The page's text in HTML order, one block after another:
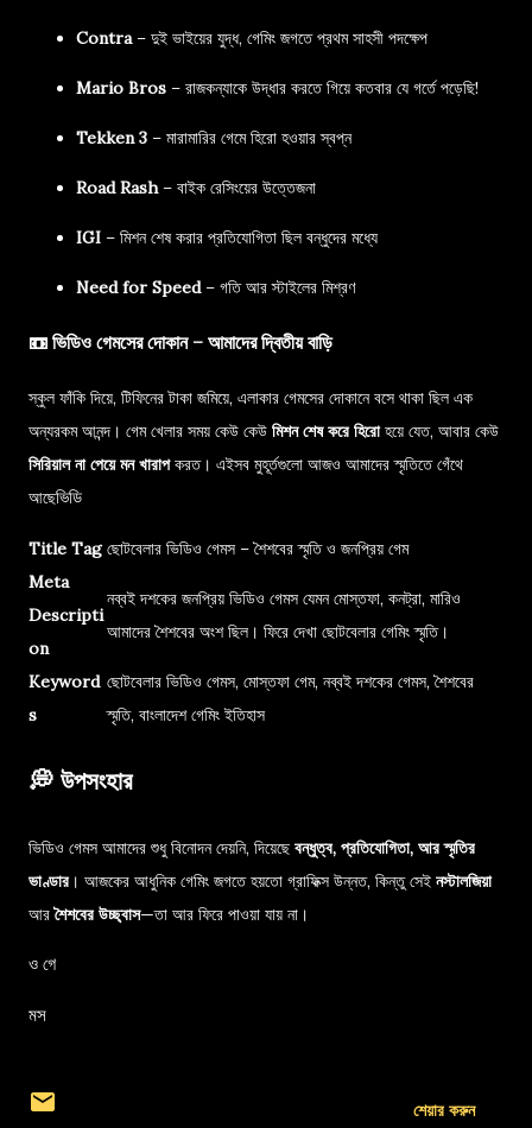
Contra– দুই ভাইয়ের যুদ্ধ, গেমিং জগতে প্রথম সাহসী পদক্ষেপ
Mario Bros – রাজকন্যাকে উদ্ধার করতে গিয়ে কতবার যে গর্তে পড়েছি!
Tekken 3 – মারামারির গেমে হিরো হওয়ার স্বপ্ন
Road Rash– বাইক রেসিংয়ের উত্তেজনা
IGI – মিশন শেষ করার প্রতিযোগিতা ছিল বন্ধুদের মধ্যে
Need for Speed– গতি আর স্টাইলের মিশ্রণ
📼 ভিডিও গেমসের দোকান – আমাদের দ্বিতীয় বাড়ি
স্কুল ফাঁকি দিয়ে, টিফিনের টাকা জমিয়ে, এলাকার গেমসের দোকানে বসে থাকা ছিল এক
অন্যরকম আনন্দ। গেম খেলার সময় কেউ কেউ মিশন শেষ করে হিরোহয়ে যেত, আবার কেউ
সিরিয়াল না পেয়ে মন খারাপকরত। এইসব মুহূর্তগুলো আজও আমাদের স্মৃতিতে গেঁথে
আছেভিডি
Title Tag ছোটবেলার ভিডিও গেমস – শৈশবের স্মৃতি ও জনপ্রিয় গেম
Meta
Descripti
on
নব্বই দশকের জনপ্রিয় ভিডিও গেমস যেমন মোস্তফা, কনট্রা, মারিও
আমাদের শৈশবের অংশ ছিল। ফিরে দেখা ছোটবেলার গেমিং স্মৃতি।
Keyword
s
ছোটবেলার ভিডিও গেমস, মোস্তফা গেম, নব্বই দশকের গেমস, শৈশবের
স্মৃতি, বাংলাদেশ গেমিং ইতিহাস
💭 উপসংহার
ভিডিও গেমস আমাদের শুধু বিনোদন দেয়নি, দিয়েছে বন্ধুত্ব, প্রতিযোগিতা, আর স্মৃতির
ভাণ্ডার। আজকের আধুনিক গেমিং জগতে হয়তো গ্রাফিক্স উন্নত, কিন্তু সেই নস্টালজিয়া
আরশৈশবের উচ্ছ্বাস—তা আর ফিরে পাওয়া যায় না।
ও গে
মস
শেয়ার করুন